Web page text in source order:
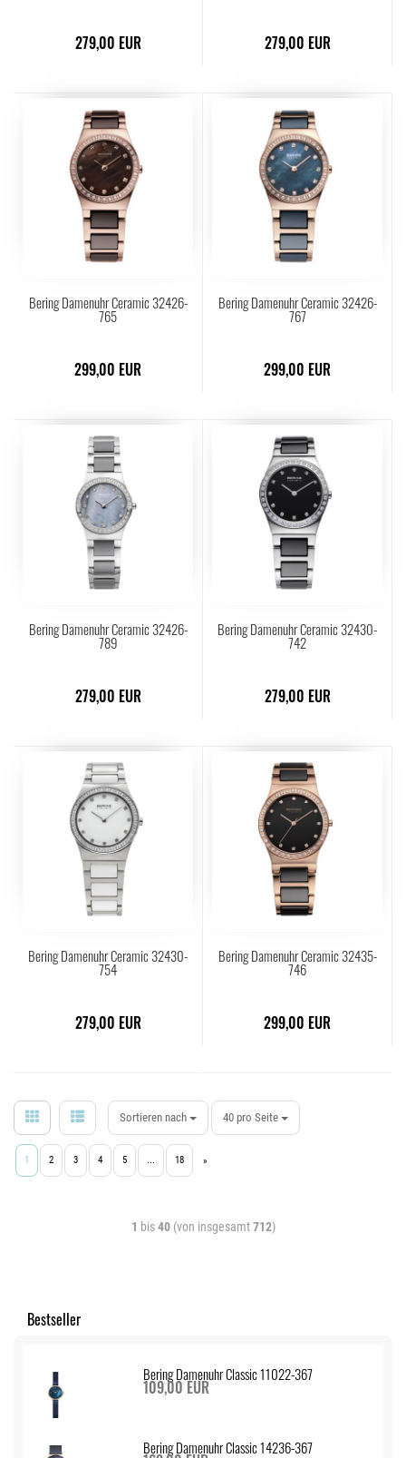
279,00 EUR 279,00 EUR
Bering Damenuhr Ceramic 32426-
765
299,00 EUR
Bering Damenuhr Ceramic 32426-
767
299,00 EUR
Bering Damenuhr Ceramic 32426-
789
279,00 EUR
Bering Damenuhr Ceramic 32430-
742
279,00 EUR
Bering Damenuhr Ceramic 32430-
754
279,00 EUR
Bering Damenuhr Ceramic 32435-
746
299,00 EUR
Sortieren nach 40 pro Seite
1 2 3 4 5 ... 18 »
1 bis40(von insgesamt712)
Bestseller
Bering Damenuhr Classic 11022-367
109,00 EUR
Bering Damenuhr Classic 14236-367